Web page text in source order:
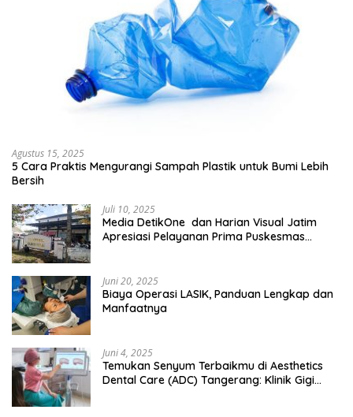
Agustus 15, 2025
5 Cara Praktis Mengurangi Sampah Plastik untuk Bumi Lebih
Bersih
Juli 10, 2025
Media DetikOne dan Harian Visual Jatim
Apresiasi Pelayanan Prima Puskesmas
Juni 20, 2025
Biaya Operasi LASIK, Panduan Lengkap dan
Manfaatnya
Juni 4, 2025
Temukan Senyum Terbaikmu di Aesthetics
Dental Care (ADC) Tangerang: Klinik Gigi